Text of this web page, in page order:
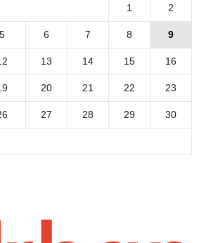
1 2
5 6 7 8 9
13 14 15 16
20 21 22 23
27 28 29 30